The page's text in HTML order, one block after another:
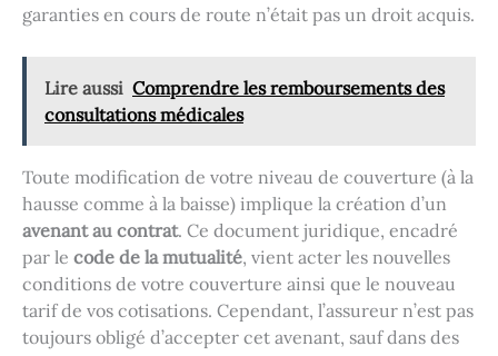
garanties en cours de route n’était pas un droit acquis.
Lire aussi Comprendre les remboursements des
consultations médicales
Toute modification de votre niveau de couverture (à la
hausse comme à la baisse) implique la création d’un
avenant au contrat. Ce document juridique, encadré
par le code de la mutualité, vient acter les nouvelles
conditions de votre couverture ainsi que le nouveau
tarif de vos cotisations. Cependant, l’assureur n’est pas
toujours obligé d’accepter cet avenant, sauf dans des